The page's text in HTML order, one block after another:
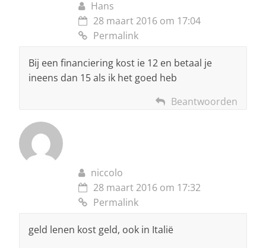
Hans
28 maart 2016 om 17:04
Permalink
Bij een financiering kost ie 12 en betaal je
ineens dan 15 als ik het goed heb
Beantwoorden
niccolo
28 maart 2016 om 17:32
Permalink
geld lenen kost geld, ook in Italië